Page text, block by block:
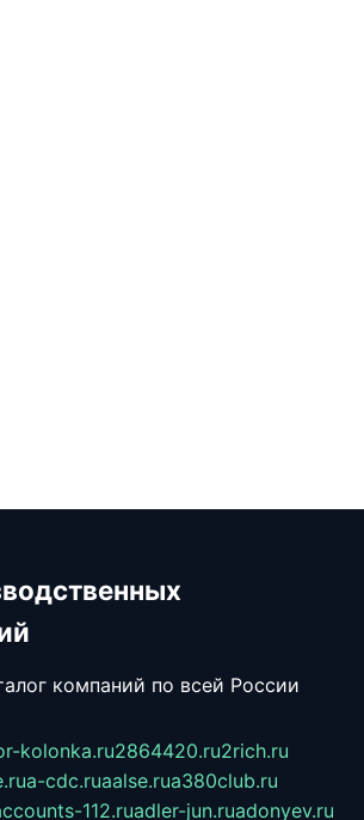
компаний по всей России
kolonka.ru2864420.ru2rich.ru
a-cdc.ruaalse.rua380club.ru
112.ruadler-jun.ruadonyev.ru